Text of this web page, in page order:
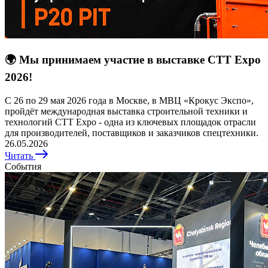
🌍 Мы принимаем участие в выставке CTT Expo
2026!
С 26 по 29 мая 2026 года в Москве, в МВЦ «Крокус Экспо»,
пройдёт международная выставка строительной техники и
технологий CTT Expo - одна из ключевых площадок отрасли
для производителей, поставщиков и заказчиков спецтехники.
26.05.2026
Читать
События